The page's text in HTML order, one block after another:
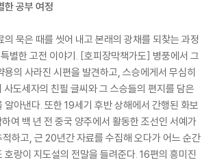
한 공부 여정
의 묵은 때를 씻어 내고 본래의 광채를 되찾는 과정
별한 고전 이야기. [호피장막책가도] 병풍에서 그
용의 사라진 시편을 발견하고, 스승에게서 무심히
사도세자의 친필 글씨와 그 스승들의 편지를 담은
알아낸다. 또한 19세기 후반 상해에서 간행된 화보
여 백 년 전 중국 양주에서 활동한 조선인 서예가
하고, 근 20년간 자료를 수집해 오다가 어느 순간
호랑이 지도설의 전말을 들려준다. 16편의 흥미진